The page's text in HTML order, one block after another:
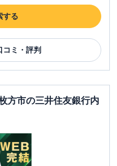
する
コミ・評判
方市の三井住友銀行内